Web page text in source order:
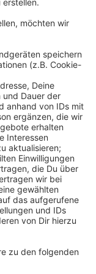
und
umgeleitet.
der Kirche"
wieder
gibt es
Der
"An der
ihren Ausstieg
Bönnhoff-
an
wird